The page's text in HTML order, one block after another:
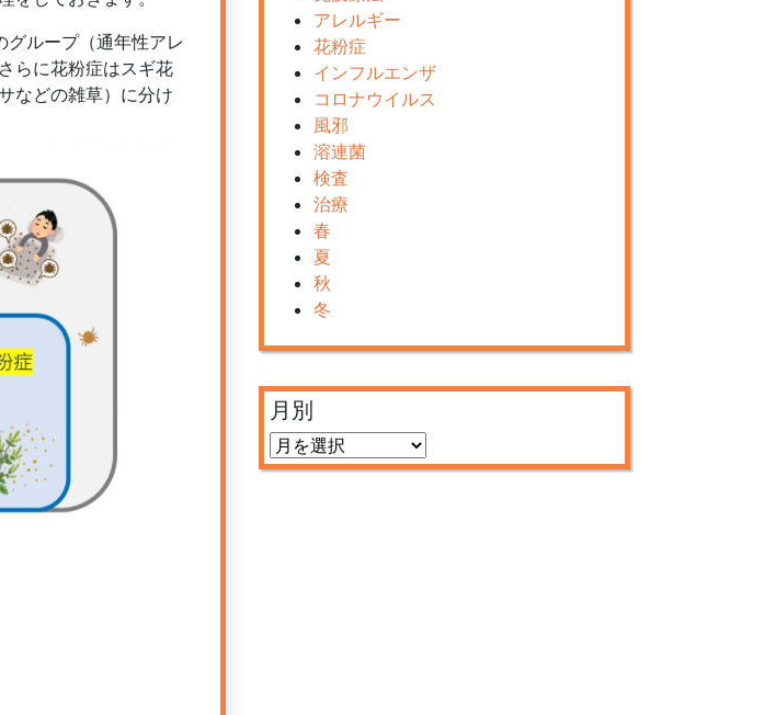
ループ（通年性アレ
らに花粉症はスギ花
などの雑草）に分け
アレルギー
花粉症
インフルエンザ
コロナウイルス
風邪
溶連菌
検査
治療
春
夏
秋
冬
月別
月
別